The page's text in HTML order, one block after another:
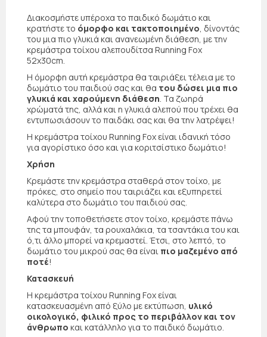
Διακοσμήστε υπέροχα το παιδικό δωμάτιο και
κρατήστε το όμορφο και τακτοποιημένο , δίνοντάς
του μια πιο γλυκιά και ανανεωμένη διάθεση, με την
κρεμάστρα τοίχου αλεπουδίτσα Running Fox
52x30cm.
Η όμορφη αυτή κρεμάστρα θα ταιριάξει τέλεια με το
δωμάτιο του παιδιού σας και θα του δώσει μια πιο
γλυκιά και χαρούμενη διάθεση . Τα ζωηρά
χρώματά της, αλλά και η γλυκιά αλεπού που τρέχει θα
εντυπωσιάσουν το παιδάκι σας και θα την λατρέψει!
Η κρεμάστρα τοίχου Running Fox είναι ιδανική τόσο
για αγορίστικο όσο και για κοριτσίστικο δωμάτιο!
Χρήση
Κρεμάστε την κρεμάστρα σταθερά στον τοίχο, με
πρόκες, στο σημείο που ταιριάζει και εξυπηρετεί
καλύτερα στο δωμάτιο του παιδιού σας.
Αφού την τοποθετήσετε στον τοίχο, κρεμάστε πάνω
της τα μπουφάν, τα ρουχαλάκια, τα τσαντάκια του και
ό,τι άλλο μπορεί να κρεμαστεί. Έτσι, στο λεπτό, το
δωμάτιο του μικρού σας θα είναι πιο μαζεμένο από
ποτέ!
Κατασκευή
Η κρεμάστρα τοίχου Running Fox είναι
κατασκευασμένη από ξύλο με εκτύπωση, υλικό
οικολογικό, φιλικό προς το περιβάλλον και τον
άνθρωπο και κατάλληλο για το παιδικό δωμάτιο.